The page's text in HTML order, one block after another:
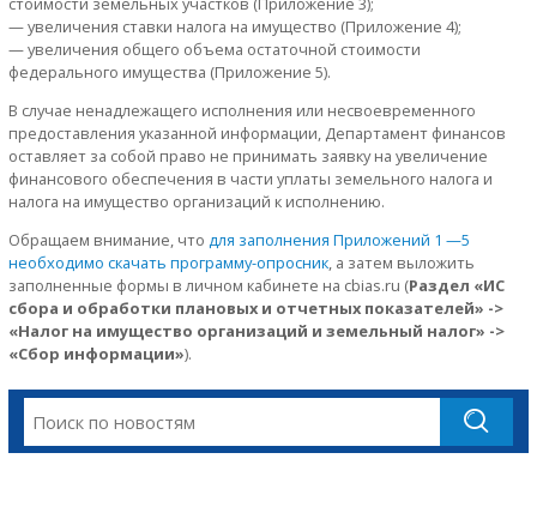
— увеличения ставки налога на имущество (Приложение 4);
— увеличения общего объема остаточной стоимости
федерального имущества (Приложение 5).
В случае ненадлежащего исполнения или несвоевременного
предоставления указанной информации, Департамент финансов
оставляет за собой право не принимать заявку на увеличение
финансового обеспечения в части уплаты земельного налога и
налога на имущество организаций к исполнению.
Обращаем внимание, что для заполнения Приложений 1 —5
необходимо скачать программу-опросник, а затем выложить
заполненные формы в личном кабинете на cbias.ru (Раздел «ИС
сбора и обработки плановых и отчетных показателей» ->
«Налог на имущество организаций и земельный налог» ->
«Сбор информации»).